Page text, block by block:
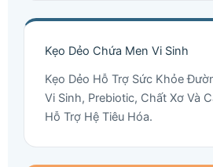
Kẹo Dẻo Chứa Men Vi Sinh
Kẹo Dẻo Hỗ Trợ Sức Khỏe
Vi Sinh, Prebiotic, Chất Xơ Và
Hỗ Trợ Hệ Tiêu Hóa.